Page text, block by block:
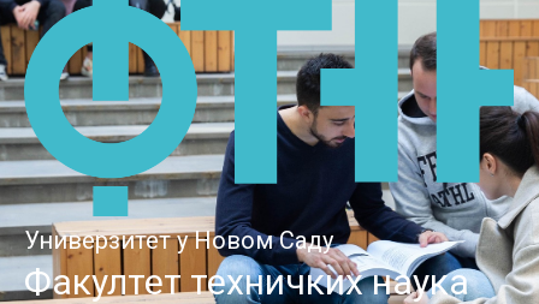
Универзитет у Новом Саду
Факултет техничких наука